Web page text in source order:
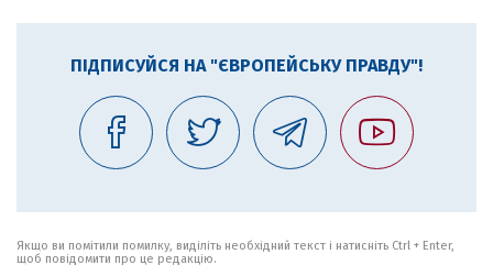
ПІДПИСУЙСЯ НА "ЄВРОПЕЙСЬКУ ПРАВДУ"!
Якщо ви помітили помилку, виділіть необхідний текст і натисніть Ctrl + Enter,
щоб повідомити про це редакцію.